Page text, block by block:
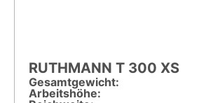
RUTHMANN T 300 XS
Gesamt­gewicht:
Arbeitshöhe: